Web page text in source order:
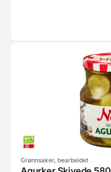
Grønnsaker, bearbeidet